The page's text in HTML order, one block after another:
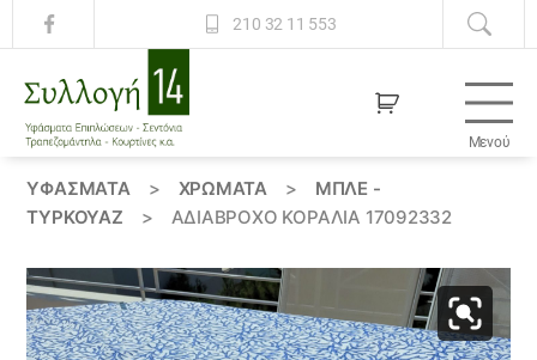
210 32 11 553
14
Μενού
ΥΦΆΣΜΑΤΑ > ΧΡΏΜΑΤΑ >
ΜΠΛΕ -
ΤΥΡΚΟΥΑΖ
> ΑΔΙΑΒΡΟΧΟ ΚΟΡΑΛΙΑ 17092332